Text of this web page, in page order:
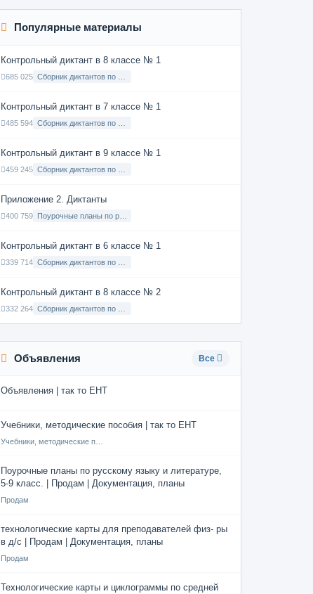
Популярные материалы
Контрольный диктант в 8 классе № 1
685 025
Контрольный диктант в 7 классе № 1
485 594
Контрольный диктант в 9 классе № 1
459 245
Приложение 2. Диктанты
400 759
Контрольный диктант в 6 классе № 1
339 714
Контрольный диктант в 8 классе № 2
332 264
Объявления Все
Объявления | так то ЕНТ
Учебники, методические пособия | так то ЕНТ
Поурочные планы по русскому языку и литературе,
5-9 класс. | Продам | Документация, планы
Продам
технологические карты для преподавателей физ- ры
в д/с | Продам | Документация, планы
Продам
Технологические карты и циклограммы по средней